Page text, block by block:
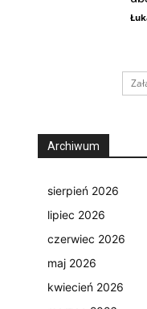
Archiwum
sierpień 2026
lipiec 2026
czerwiec 2026
maj 2026
kwiecień 2026